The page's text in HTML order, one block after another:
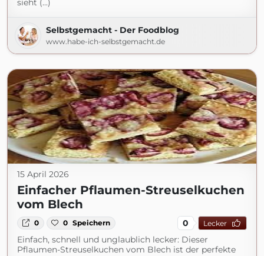
sieht (...)
Selbstgemacht - Der Foodblog
www.habe-ich-selbstgemacht.de
15 April 2026
Einfacher Pflaumen-Streuselkuchen
vom Blech
0 0 Speichern 0 Lecker
Einfach, schnell und unglaublich lecker: Dieser
Pflaumen-Streuselkuchen vom Blech ist der perfekte